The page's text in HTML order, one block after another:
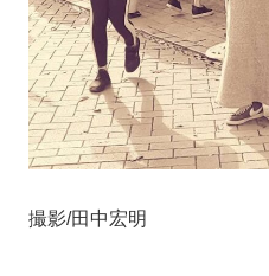
撮影/田中宏明